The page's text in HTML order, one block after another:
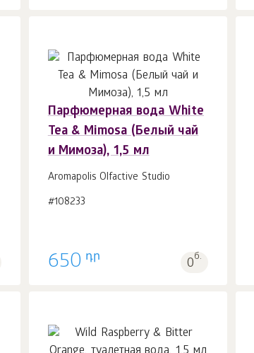
Парфюмерная вода White
Tea & Mimosa (Белый чай
и Мимоза), 1,5 мл
Aromapolis Olfactive Studio
#108233
650 դր 0б.
В корзину 1шт.